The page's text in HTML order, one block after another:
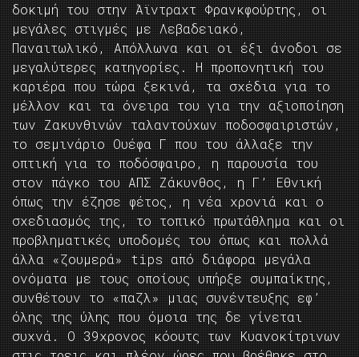
δοκιμή του στην Άϊντραχτ Φρανκφούρτης, οι
μεγάλες στιγμές με Λεβαδειακό,
Παναιτωλικό, Απόλλωνα και οι έξι άνοδοι σε
μεγαλύτερες κατηγορίες. Η προπονητική του
καριέρα που τώρα ξεκινά, τα σχέδια για το
μέλλον και τα όνειρα του για την αξιοποίηση
των Ζακυνθινών ταλαντούχων ποδοσφαιριστών,
το σεμινάριο Ουέφα Γ που του άλλαξε την
οπτική για το ποδόσφαιρο, η παρουσία του
στον πάγκο του ΑΠΣ Ζάκυνθος, η Γ’ Εθνική
όπως την έζησε φέτος, η νέα χρονιά και ο
σχεδιασμός της, το τοπικό πρωτάθλημα και οι
προβληματικές υποδομές του όπως και πολλά
άλλα «ζουμερά» tips από διάφορα μεγάλα
ονόματα με τους οποίους υπήρξε συμπαίκτης,
συνθέτουν το «παζλ» μιας συνέντευξης εφ’
όλης της ύλης που όμοια της δε γίνεται
συχνά. Ο 39χρονος κόουτς των Κυανοκίτρινων